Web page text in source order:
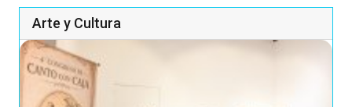
Arte y Cultura